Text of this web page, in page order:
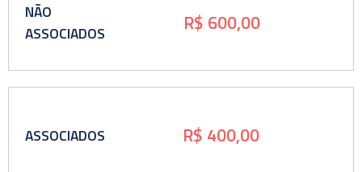
ASSOCIADOS R$ 400,00
NÃO
ASSOCIADOS
R$ 600,00